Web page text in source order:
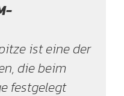
ist eine der
die beim
festgelegt